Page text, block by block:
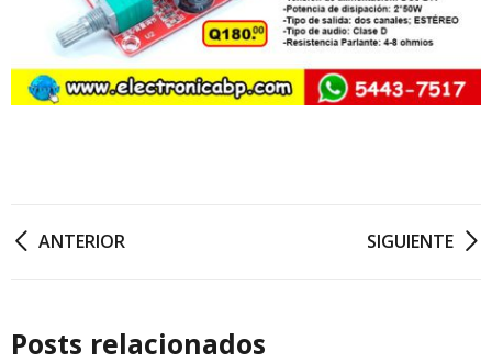
ANTERIOR SIGUIENTE
Posts relacionados